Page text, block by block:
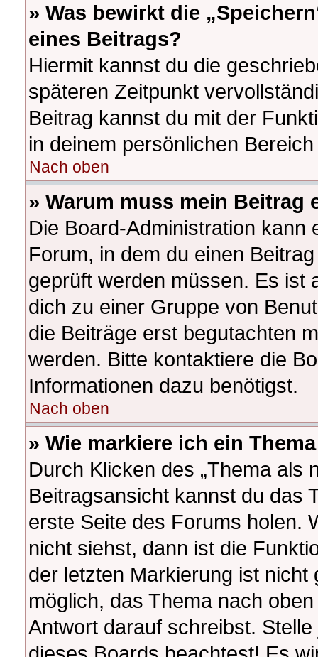
» Was bewirkt die
eines Beitrags?
Hiermit kannst du die
späteren Zeitpunkt
Beitrag kannst du mit der
in deinem persönlichen
Nach oben
» Warum muss mein Beitrag
Die Board-Administration kann
Forum, in dem du einen
geprüft werden müssen. Es ist
dich zu einer Gruppe von
die Beiträge erst begutachten
werden. Bitte kontaktiere die
Informationen dazu benötigst.
Nach oben
» Wie markiere ich ein
Durch Klicken des „Thema als
Beitragsansicht kannst du das
erste Seite des Forums holen.
nicht siehst, dann ist die
der letzten Markierung ist
möglich, das Thema nach
Antwort darauf schreibst.